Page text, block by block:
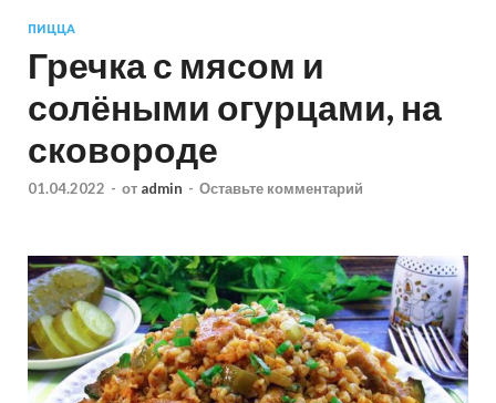
ПИЦЦА
Гречка с мясом и
солёными огурцами, на
сковороде
01.04.2022 - от admin - Оставьте комментарий